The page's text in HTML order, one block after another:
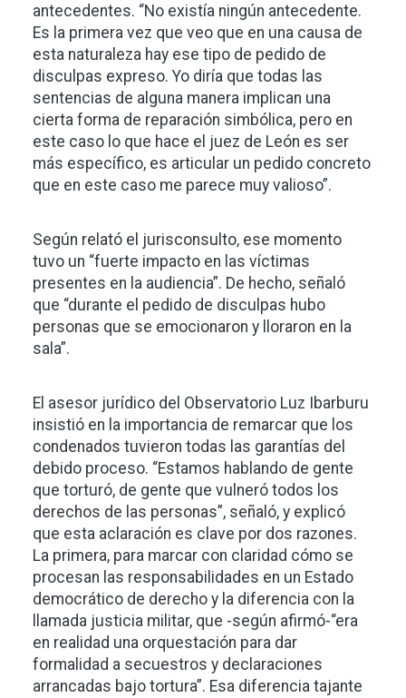
antecedentes. “No existía ningún antecedente.
Es la primera vez que veo que en una causa de
esta naturaleza hay ese tipo de pedido de
disculpas expreso. Yo diría que todas las
sentencias de alguna manera implican una
cierta forma de reparación simbólica, pero en
este caso lo que hace el juez de León es ser
más específico, es articular un pedido concreto
que en este caso me parece muy valioso”.
Según relató el jurisconsulto, ese momento
tuvo un “fuerte impacto en las víctimas
presentes en la audiencia”. De hecho, señaló
que “durante el pedido de disculpas hubo
personas que se emocionaron y lloraron en la
sala”.
El asesor jurídico del Observatorio Luz Ibarburu
insistió en la importancia de remarcar que los
condenados tuvieron todas las garantías del
debido proceso. “Estamos hablando de gente
que torturó, de gente que vulneró todos los
derechos de las personas”, señaló, y explicó
que esta aclaración es clave por dos razones.
La primera, para marcar con claridad cómo se
procesan las responsabilidades en un Estado
democrático de derecho y la diferencia con la
llamada justicia militar, que -según afirmó-“era
en realidad una orquestación para dar
formalidad a secuestros y declaraciones
arrancadas bajo tortura”. Esa diferencia tajante